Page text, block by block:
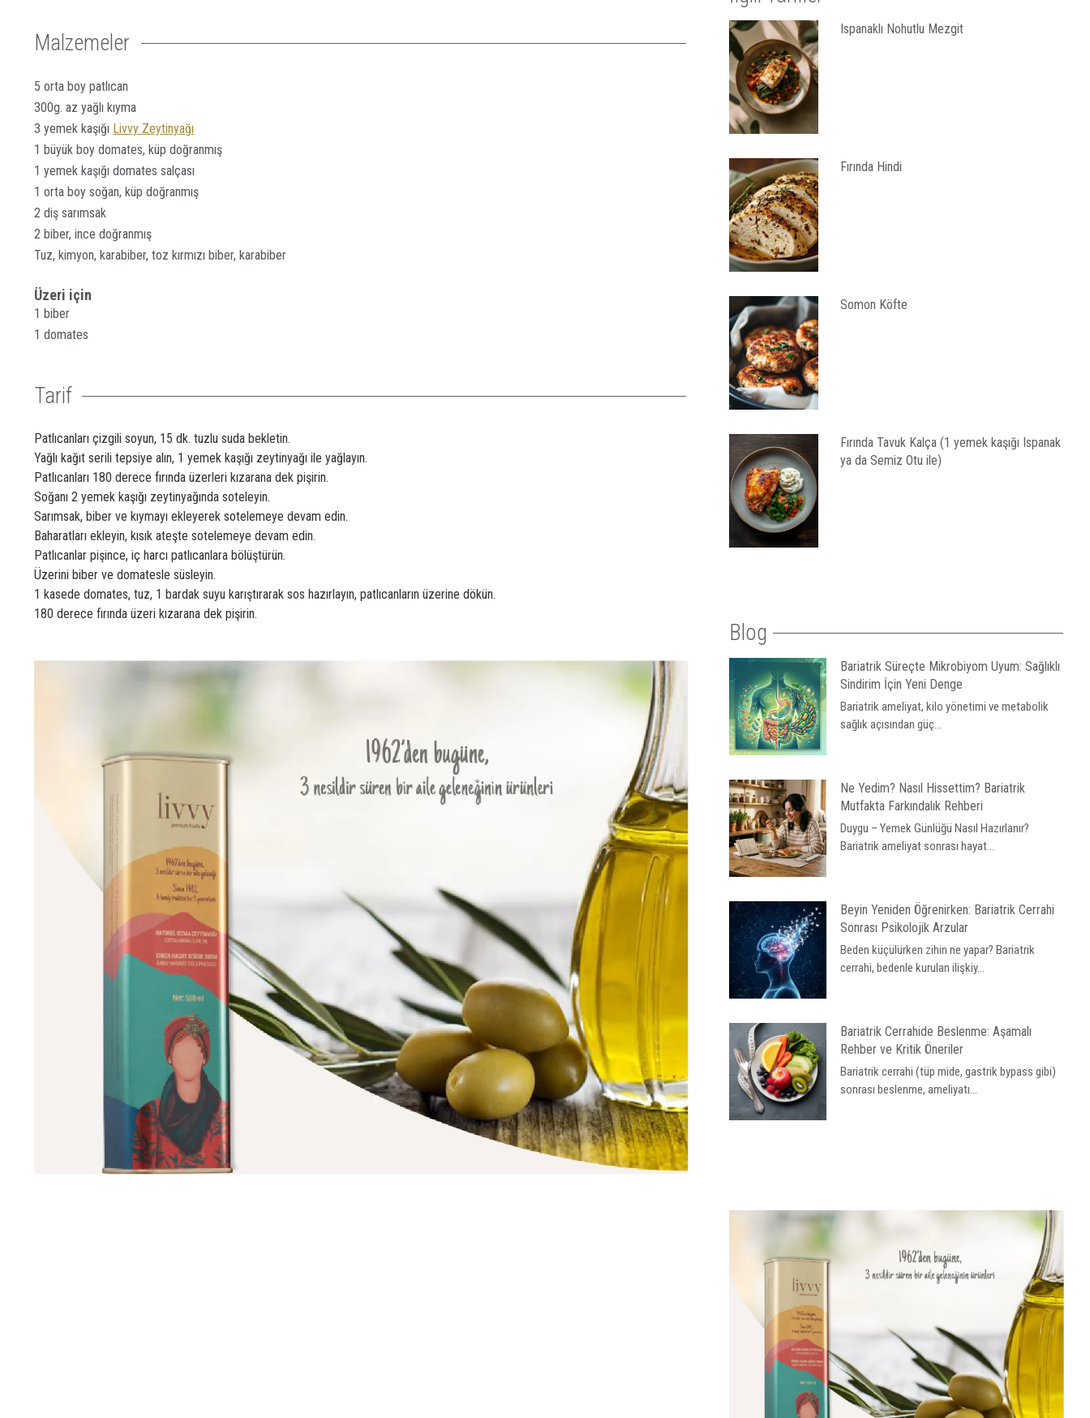
Malzemeler
5 orta boy patlıcan
300g. az yağlı kıyma
3 yemek kaşığı Livvy Zeytinyağı
1 büyük boy domates, küp doğranmış
1 yemek kaşığı domates salçası
1 orta boy soğan, küp doğranmış
2 diş sarımsak
2 biber, ince doğranmış
Tuz, kimyon, karabiber, toz kırmızı biber, karabiber
Üzeri için
1 biber
1 domates
Tarif
Patlıcanları çizgili soyun, 15 dk. tuzlu suda bekletin.
Yağlı kağıt serili tepsiye alın, 1 yemek kaşığı zeytinyağı ile yağlayın.
Patlıcanları 180 derece fırında üzerleri kızarana dek pişirin.
Soğanı 2 yemek kaşığı zeytinyağında soteleyin.
Sarımsak, biber ve kıymayı ekleyerek sotelemeye devam edin.
Baharatları ekleyin, kısık ateşte sotelemeye devam edin.
Patlıcanlar pişince, iç harcı patlıcanlara bölüştürün.
Üzerini biber ve domatesle süsleyin.
1 kasede domates, tuz, 1 bardak suyu karıştırarak sos hazırlayın, patlıcanların üzerine dökün.
180 derece fırında üzeri kızarana dek pişirin.
Ispanaklı Nohutlu Mezgit
Fırında Hindi
Somon Köfte
Fırında Tavuk Kalça (1 yemek kaşığı Ispanak
ya da Semiz Otu ile)
Blog
Bariatrik Süreçte Mikrobiyom Uyum: Sağlıklı
Sindirim İçin Yeni Denge
Bariatrik ameliyat, kilo yönetimi ve metabolik
sağlık açısından güç...
Ne Yedim? Nasıl Hissettim? Bariatrik
Mutfakta Farkındalık Rehberi
Duygu – Yemek Günlüğü Nasıl Hazırlanır?
Bariatrik ameliyat sonrası hayat...
Beyin Yeniden Öğrenirken: Bariatrik Cerrahi
Sonrası Psikolojik Arzular
Beden küçülürken zihin ne yapar? Bariatrik
cerrahi, bedenle kurulan ilişkiy...
Bariatrik Cerrahide Beslenme: Aşamalı
Rehber ve Kritik Öneriler
Bariatrik cerrahi (tüp mide, gastrik bypass gibi)
sonrası beslenme, ameliyatı...